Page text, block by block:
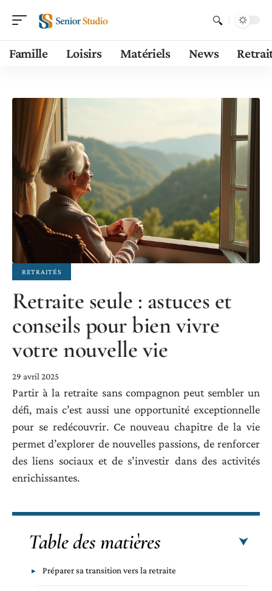
Famille Loisirs Matériels News
RETRAITÉS
Retraite seule : astuces et
conseils pour bien vivre
votre nouvelle vie
29 avril 2025
Partir à la retraite sans compagnon peut sembler un
défi, mais c’est aussi une opportunité exceptionnelle
pour se redécouvrir. Ce nouveau chapitre de la vie
permet d’explorer de nouvelles passions, de renforcer
des liens sociaux et de s’investir dans des activités
enrichissantes.
Table des matières
Préparer sa transition vers la retraite